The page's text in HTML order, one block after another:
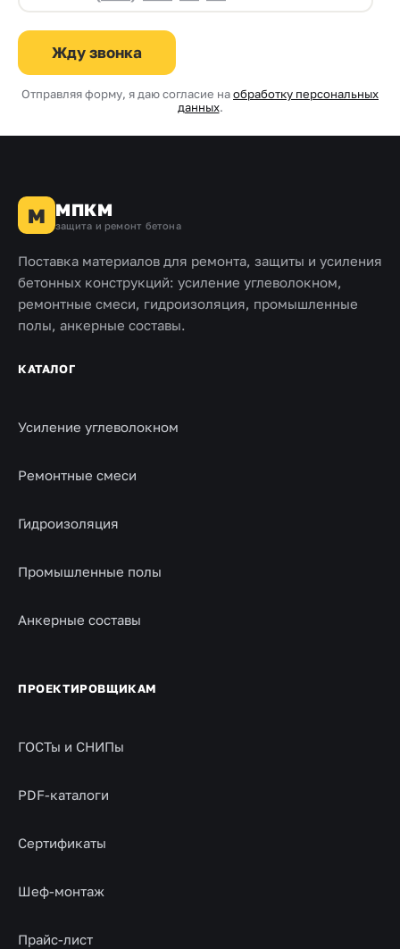
Жду звонка
Отправляя форму, я даю согласие наобработку персональных
данных.
М МПКМ
защита и ремонт бетона
Поставка материалов для ремонта, защиты и усиления
бетонных конструкций: усиление углеволокном,
ремонтные смеси, гидроизоляция, промышленные
полы, анкерные составы.
КАТАЛОГ
Усиление углеволокном
Ремонтные смеси
Гидроизоляция
Промышленные полы
Анкерные составы
ПРОЕКТИРОВЩИКАМ
ГОСТы и СНИПы
PDF-каталоги
Сертификаты
Шеф-монтаж
Прайс-лист